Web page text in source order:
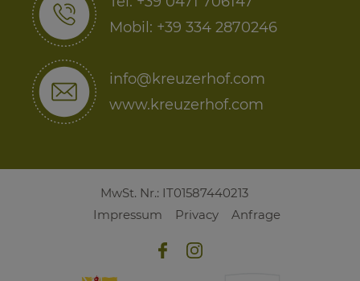
Mobil: +39 334 2870246
info@kreuzerhof.com
www.kreuzerhof.com
MwSt. Nr.: IT01587440213
Impressum
Privacy Anfrage